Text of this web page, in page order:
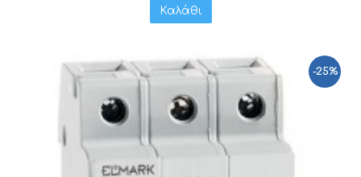
Καλάθι
-25%